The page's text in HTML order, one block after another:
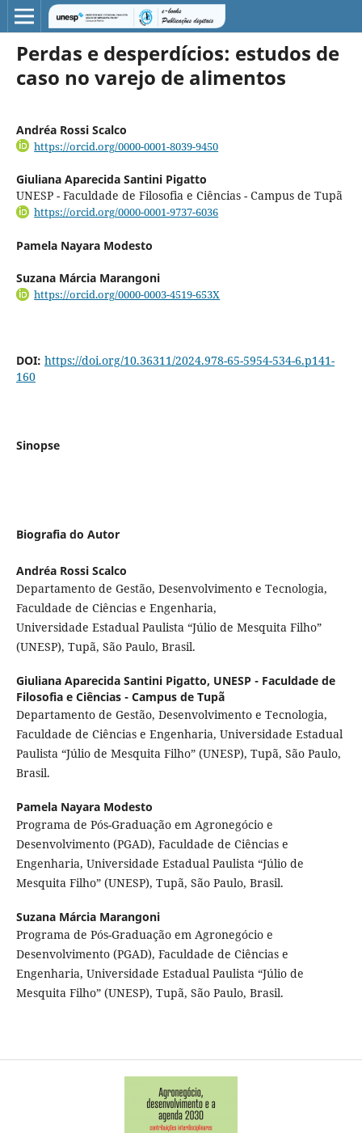
Perdas e desperdícios: estudos de
caso no varejo de alimentos
Andréa Rossi Scalco
https://orcid.org/0000-0001-8039-9450
Giuliana Aparecida Santini Pigatto
UNESP - Faculdade de Filosofia e Ciências - Campus de Tupã
https://orcid.org/0000-0001-9737-6036
Pamela Nayara Modesto
Suzana Márcia Marangoni
https://orcid.org/0000-0003-4519-653X
DOI: https://doi.org/10.36311/2024.978-65-5954-534-6.p141-
160
Sinopse
Biografia do Autor
Andréa Rossi Scalco
Departamento de Gestão, Desenvolvimento e Tecnologia,
Faculdade de Ciências e Engenharia,
Universidade Estadual Paulista “Júlio de Mesquita Filho”
(UNESP), Tupã, São Paulo, Brasil.
Giuliana Aparecida Santini Pigatto, UNESP - Faculdade de
Filosofia e Ciências - Campus de Tupã
Departamento de Gestão, Desenvolvimento e Tecnologia,
Faculdade de Ciências e Engenharia, Universidade Estadual
Paulista “Júlio de Mesquita Filho” (UNESP), Tupã, São Paulo,
Brasil.
Pamela Nayara Modesto
Programa de Pós-Graduação em Agronegócio e
Desenvolvimento (PGAD), Faculdade de Ciências e
Engenharia, Universidade Estadual Paulista “Júlio de
Mesquita Filho” (UNESP), Tupã, São Paulo, Brasil.
Suzana Márcia Marangoni
Programa de Pós-Graduação em Agronegócio e
Desenvolvimento (PGAD), Faculdade de Ciências e
Engenharia, Universidade Estadual Paulista “Júlio de
Mesquita Filho” (UNESP), Tupã, São Paulo, Brasil.